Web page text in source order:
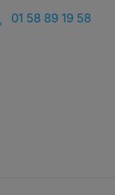
01 58 89 19 58